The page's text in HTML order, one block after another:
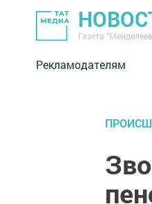
Газета
Рекламодателям